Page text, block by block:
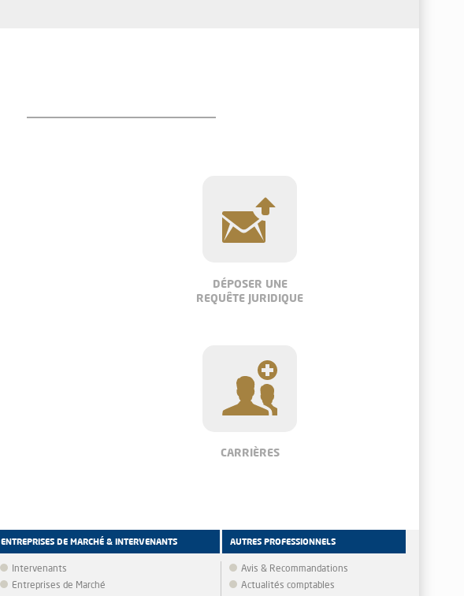
DÉPOSER UNE
REQUÊTE JURIDIQUE
CARRIÈRES
ENTREPRISES DE MARCHÉ & INTERVENANTS
Intervenants
Entreprises de Marché
AUTRES PROFESSIONNELS
Avis & Recommandations
Actualités comptables